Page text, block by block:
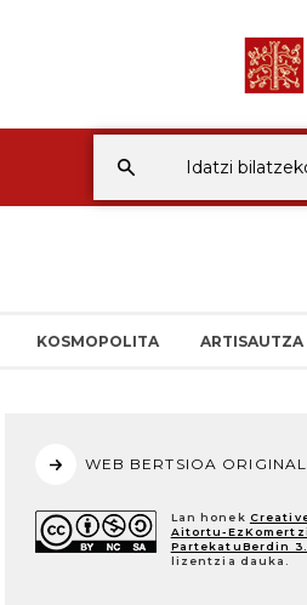
KOSMOPOLITA ARTISAUTZA
WEB BERTSIOA
Lan honek
Aitortu-
PartekatuBerdin
lizentzia dauka.